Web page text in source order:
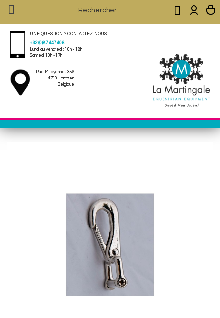
 
UNE QUESTION ? CONTACTEZ-NOUS
+32 (0)87 447 406
Lundi au vendredi : 10h - 18h .
Samedi 10h - 17h
Rue Mitoyenne, 356
4710 Lontzen
Belgique